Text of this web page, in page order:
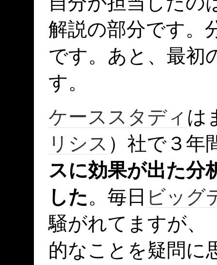
解説の部分です。
です。あと、最初
す。
ケーススタディ は
リシス ）社で３年
スに効果が出た分
した。毎日 ビッグ
騒がれてますが、
的なことを疑問に